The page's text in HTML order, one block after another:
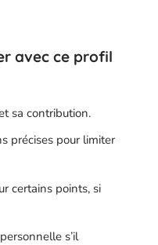
avec ce profil
sa contribution.
précises pour limiter
certains points, si
s’il